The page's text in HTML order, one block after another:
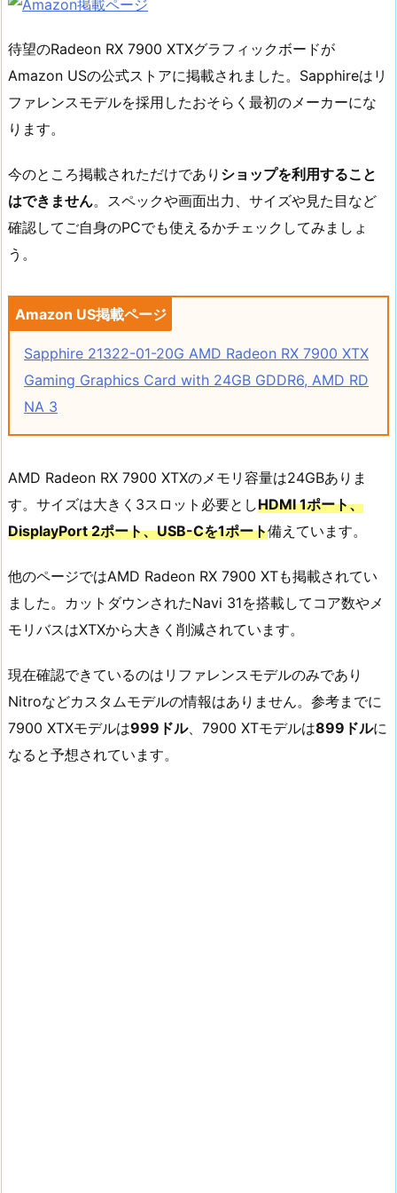
待望のRadeon RX 7900 XTXグラフィックボードが
Amazon USの公式ストアに掲載されました。Sapphireはリ
ファレンスモデルを採用したおそらく最初のメーカーにな
ります。
今のところ掲載されただけであり ショップを利用すること
はできません。スペックや画面出力、サイズや見た目など
確認してご自身のPCでも使えるかチェックしてみましょ
う。
Amazon US掲載ページ
Sapphire 21322-01-20G AMD Radeon RX 7900 XTX
Gaming Graphics Card with 24GB GDDR6, AMD RD
NA 3
AMD Radeon RX 7900 XTXのメモリ容量は24GBありま
す。サイズは大きく3スロット必要としHDMI 1ポート、
DisplayPort 2ポート、USB-Cを1ポート備えています。
他のページではAMD Radeon RX 7900 XTも掲載されてい
ました。カットダウンされたNavi 31を搭載してコア数やメ
モリバスはXTXから大きく削減されています。
現在確認できているのはリファレンスモデルのみであり
Nitroなどカスタムモデルの情報はありません。参考までに
7900 XTXモデルは999ドル、7900 XTモデルは899ドルに
なると予想されています。